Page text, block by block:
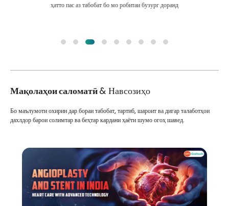
ҳатто пас аз табобат бо мо робитаи бузург доранд
Мақолаҳои саломатӣ& Навсозиҳо
Бо маълумоти охирин дар бораи табобат, тартиб, шароит ва дигар талаботҳои
дахлдор барои солимтар ва беҳтар кардани ҳаёти шумо огоҳ шавед.